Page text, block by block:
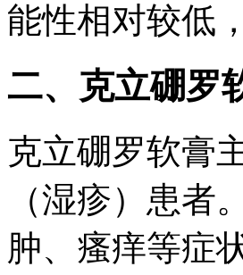
能性相对较低
二、克立硼罗
克立硼罗软膏
（湿疹）患者
肿、瘙痒等症